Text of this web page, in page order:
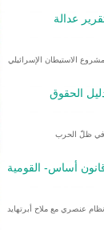
عدالة
مشروع الاستيطان الإسرائيلي
الحقوق
في ظلّ الحرب
أساس- القومية
نظام عنصري مع ملاح أبرتهايد